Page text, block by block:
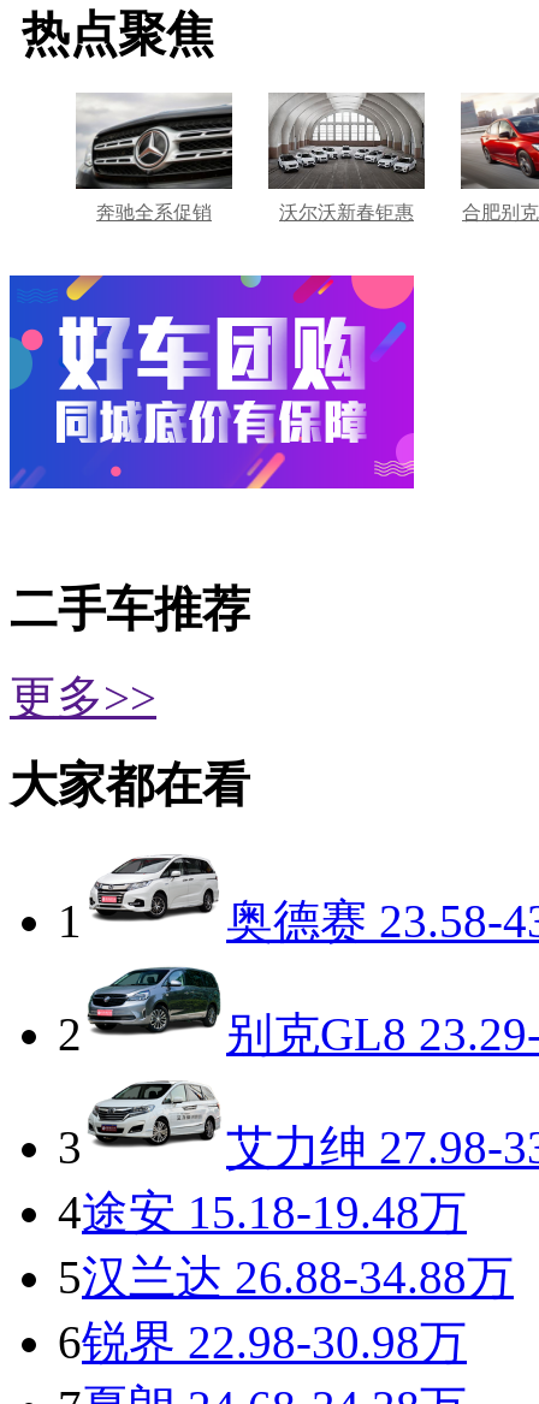
热点聚焦
奔驰全系促销 沃尔沃新春钜惠 合肥别
二手车推荐
更多>>
大家都在看
1 奥德赛 23.58-
2 别克GL8
3 艾力绅 27.98-
4途安 15.18-19.48万
5汉兰达 26.88-34.88万
6锐界 22.98-30.98万